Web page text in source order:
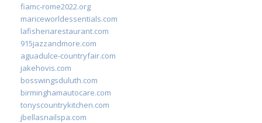
fiamc-rome2022.org
mariceworldessentials.com
lafisheriarestaurant.com
915jazzandmore.com
aguadulce-countryfair.com
jakehovis.com
bosswingsduluth.com
birminghamautocare.com
tonyscountrykitchen.com
jbellasnailspa.com